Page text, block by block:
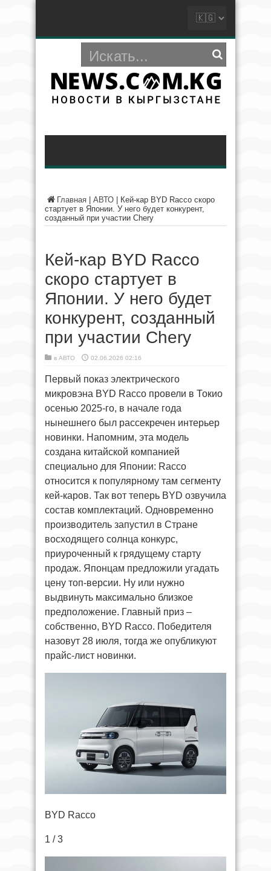
Главная АВТО
Кей-кар BYD Racco скоро
стартует в Японии. У него будет конкурент,
созданный при участии Chery
Кей-кар BYD Racco
скоро стартует в
Японии. У него будет
конкурент, созданный
при участии Chery
в АВТО 02.06.2026 02:16
Первый показ электрического
микровэна BYD Racco провели в Токио
осенью 2025-го, в начале года
нынешнего был рассекречен интерьер
новинки. Напомним, эта модель
создана китайской компанией
специально для Японии: Racco
относится к популярному там сегменту
кей-каров. Так вот теперь BYD озвучила
состав комплектаций. Одновременно
производитель запустил в Стране
восходящего солнца конкурс,
приуроченный к грядущему старту
продаж. Японцам предложили угадать
цену топ-версии. Ну или нужно
выдвинуть максимально близкое
предположение. Главный приз –
собственно, BYD Racco. Победителя
назовут 28 июля, тогда же опубликуют
прайс-лист новинки.
BYD Racco
1 / 3